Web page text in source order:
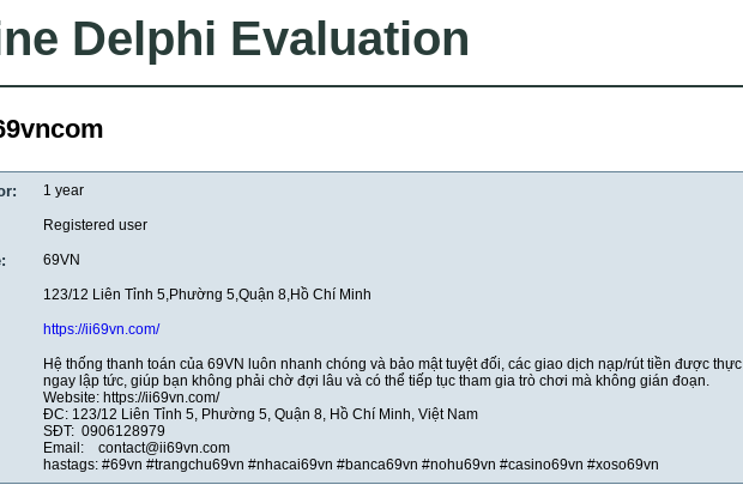
Delphi Evaluation
1 year
Registered user
69VN
123/12 Liên Tỉnh 5,Phường 5,Quận 8,Hồ Chí Minh
https://ii69vn.com/
Hệ thống thanh toán của 69VN luôn nhanh chóng và bảo mật tuyệt đối, các giao dịch nạp/rút tiền được
ngay lập tức, giúp bạn không phải chờ đợi lâu và có thể tiếp tục tham gia trò chơi mà không gián đoạn.
Website: https://ii69vn.com/
ĐC: 123/12 Liên Tỉnh 5, Phường 5, Quận 8, Hồ Chí Minh, Việt Nam
SĐT: 0906128979
Email: contact@ii69vn.com
hastags: #69vn #trangchu69vn #nhacai69vn #banca69vn #nohu69vn #casino69vn #xoso69vn